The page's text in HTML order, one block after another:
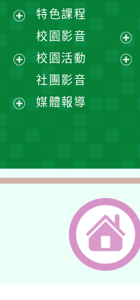
展
單
選
選
單
特色課程
校園影音
展
校園活動
社團影音
媒體報導